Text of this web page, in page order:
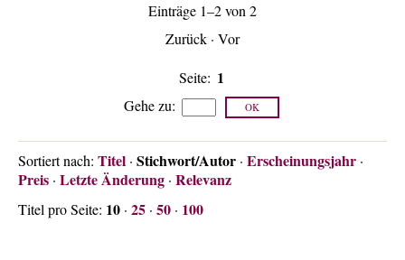
Einträge 1–2 von 2
Zurück · Vor
Seite: 1
Gehe zu:
Sortiert nach: Titel · Stichwort/Autor · Erscheinungsjahr ·
Preis · Letzte Änderung · Relevanz
Titel pro Seite: 10 · 25 · 50 · 100